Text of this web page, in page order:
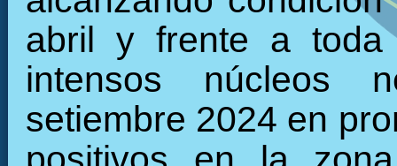
abril y frente a
intensos núcleos
setiembre 2024 en